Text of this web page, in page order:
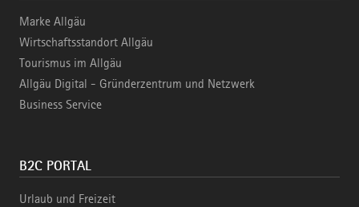
Marke Allgäu
Wirtschaftsstandort Allgäu
Tourismus im Allgäu
Allgäu Digital - Gründerzentrum und Netzwerk
Business Service
B2C PORTAL
Urlaub und Freizeit